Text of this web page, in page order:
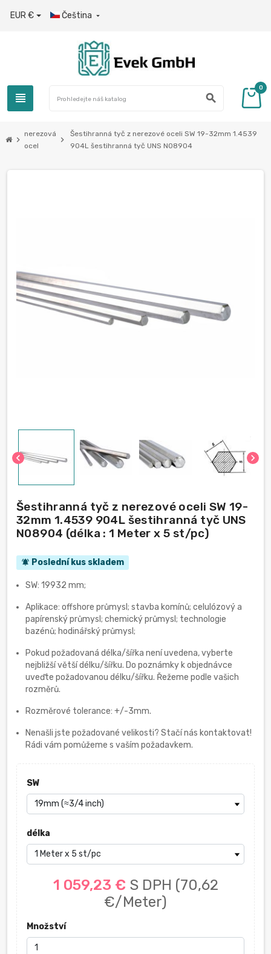
EUR € Čeština 
view_headline search
0
chevron_right
nerezová
ocel
chevron_right
Šestihranná tyč z nerezové oceli SW 19-32mm 1.4539
904L šestihranná tyč UNS N08904
chevron_left chevron_right
Šestihranná tyč z nerezové oceli SW 19-
32mm 1.4539 904L šestihranná tyč UNS
N08904 (délka : 1 Meter x 5 st/pc)
notifications_active Poslední kus skladem
SW: 19932 mm;
Aplikace: offshore průmysl; stavba komínů; celulózový a
papírenský průmysl; chemický průmysl; technologie
bazénů; hodinářský průmysl;
Pokud požadovaná délka/šířka není uvedena, vyberte
nejbližší větší délku/šířku. Do poznámky k objednávce
uveďte požadovanou délku/šířku. Řežeme podle vašich
rozměrů.
Rozměrové tolerance: +/-3mm.
Nenašli jste požadované velikosti? Stačí nás kontaktovat!
Rádi vám pomůžeme s vaším požadavkem.
SW
délka
1 059,23 € S DPH (70,62
€/Meter)
Množství